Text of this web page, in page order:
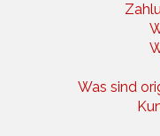
Was sind